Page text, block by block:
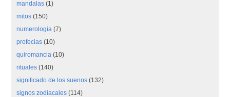
mandalas (1)
mitos (150)
numerologia (7)
profecias (10)
quiromancia (10)
rituales (140)
significado de los suenos (132)
signos zodiacales (114)